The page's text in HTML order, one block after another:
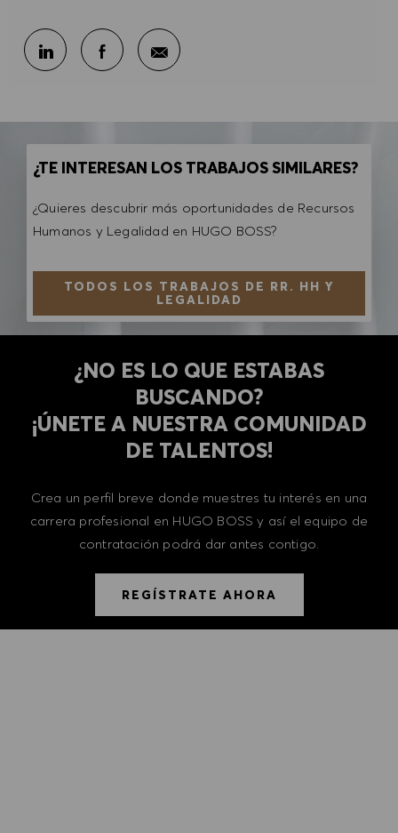
Compartir en LinkedIn
Compartir en Facebook
Compartir por correo
¿TE INTERESAN LOS TRABAJOS SIMILARES?
¿Quieres descubrir más oportunidades de Recursos
Humanos y Legalidad en HUGO BOSS?
TODOS LOS TRABAJOS DE RR. HH Y
LEGALIDAD
¿NO ES LO QUE ESTABAS
BUSCANDO?
​​​​​​​¡ÚNETE A NUESTRA COMUNIDAD
DE TALENTOS!
Crea un perfil breve donde muestres tu interés en una
carrera profesional en HUGO BOSS y así el equipo de
contratación podrá dar antes contigo.
REGÍSTRATE AHORA